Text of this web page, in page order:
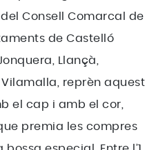
Consell Comarcal de
de Castelló
Llançà,
i Vilamalla, reprèn aquest
el cap i amb el cor,
premia les compres